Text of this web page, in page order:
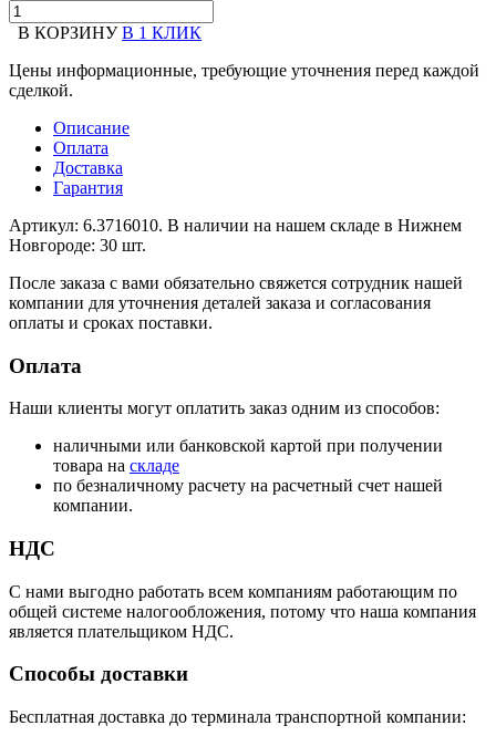
В КОРЗИНУ В 1 КЛИК
Цены информационные, требующие уточнения перед каждой
сделкой.
Описание
Оплата
Доставка
Гарантия
Артикул: 6.3716010. В наличии на нашем складе в Нижнем
Новгороде: 30 шт.
После заказа с вами обязательно свяжется сотрудник нашей
компании для уточнения деталей заказа и согласования
оплаты и сроках поставки.
Оплата
Наши клиенты могут оплатить заказ одним из способов:
наличными или банковской картой при получении
товара на складе
по безналичному расчету на расчетный счет нашей
компании.
НДС
С нами выгодно работать всем компаниям работающим по
общей системе налогообложения, потому что наша компания
является плательщиком НДС.
Способы доставки
Бесплатная доставка до терминала транспортной компании: